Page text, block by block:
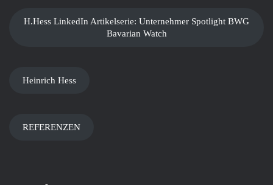
H.Hess LinkedIn Artikelserie: Unternehmer Spotlight BWG
Bavarian Watch
Heinrich Hess
REFERENZEN